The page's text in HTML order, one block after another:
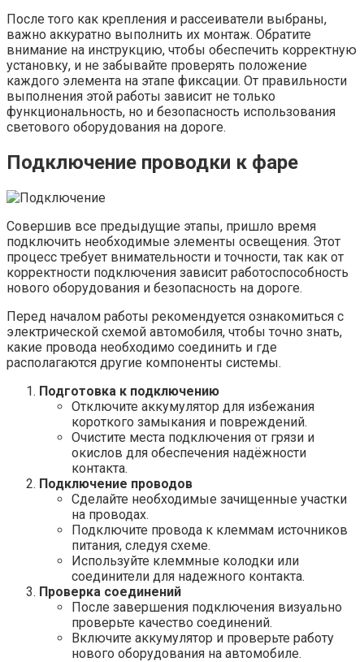
После того как крепления и рассеиватели выбраны,
важно аккуратно выполнить их монтаж. Обратите
внимание на инструкцию, чтобы обеспечить корректную
установку, и не забывайте проверять положение
каждого элемента на этапе фиксации. От правильности
выполнения этой работы зависит не только
функциональность, но и безопасность использования
светового оборудования на дороге.
Подключение проводки к фаре
Совершив все предыдущие этапы, пришло время
подключить необходимые элементы освещения. Этот
процесс требует внимательности и точности, так как от
корректности подключения зависит работоспособность
нового оборудования и безопасность на дороге.
Перед началом работы рекомендуется ознакомиться с
электрической схемой автомобиля, чтобы точно знать,
какие провода необходимо соединить и где
располагаются другие компоненты системы.
Подготовка к подключению
Отключите аккумулятор для избежания
короткого замыкания и повреждений.
Очистите места подключения от грязи и
окислов для обеспечения надёжности
контакта.
Подключение проводов
Сделайте необходимые зачищенные участки
на проводах.
Подключите провода к клеммам источников
питания, следуя схеме.
Используйте клеммные колодки или
соединители для надежного контакта.
Проверка соединений
После завершения подключения визуально
проверьте качество соединений.
Включите аккумулятор и проверьте работу
нового оборудования на автомобиле.